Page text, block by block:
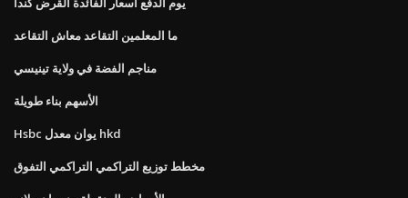
ما المعلمين التقاعد معاش التقاعد
مناجم الفضة في ولاية تينيسي
الأسهم بناء طويلة
Hsbc يوان معدل hkd
مخطط توزيع التراكمي التراكمي التفوق